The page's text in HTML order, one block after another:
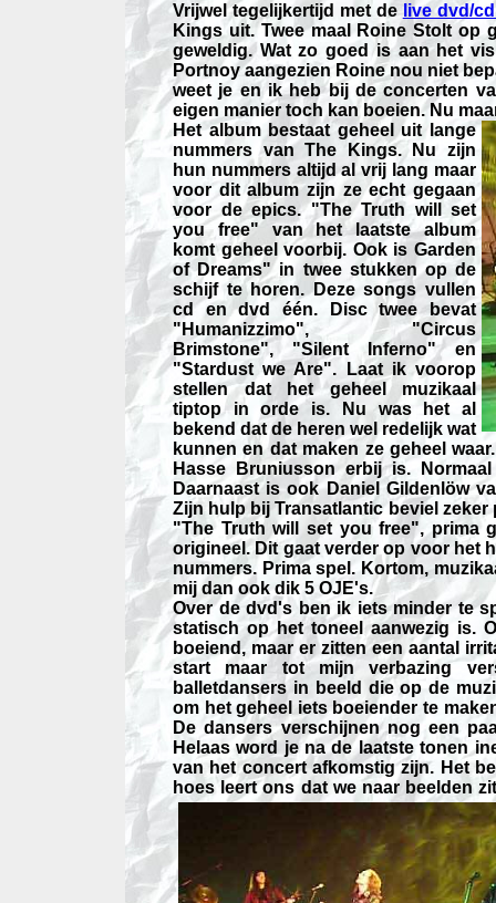
Vrijwel tegelijkertijd met de live dvd/
Kings uit. Twee maal Roine Stolt op
geweldig. Wat zo goed is aan het
Portnoy aangezien Roine nou niet
weet je en ik heb bij de concerten
eigen manier toch kan boeien. Nu
Het album bestaat geheel uit lange
nummers van The Kings. Nu zijn
hun nummers altijd al vrij lang maar
voor dit album zijn ze echt gegaan
voor de epics. "The Truth will set
you free" van het laatste album
komt geheel voorbij. Ook is Garden
of Dreams" in twee stukken op de
schijf te horen. Deze songs vullen
cd en dvd één. Disc twee bevat
"Humanizzimo", "Circus
Brimstone", "Silent Inferno" en
"Stardust we Are". Laat ik voorop
stellen dat het geheel muzikaal
tiptop in orde is. Nu was het al
bekend dat de heren wel redelijk wat
kunnen en dat maken ze geheel
Hasse Bruniusson erbij is.
Daarnaast is ook Daniel Gildenlöw
Zijn hulp bij Transatlantic beviel
"The Truth will set you free", prima
origineel. Dit gaat verder op voor het
nummers. Prima spel. Kortom,
mij dan ook dik 5 OJE's.
Over de dvd's ben ik iets minder te
statisch op het toneel aanwezig is.
boeiend, maar er zitten een aantal
start maar tot mijn verbazing
balletdansers in beeld die op de
om het geheel iets boeiender te
De dansers verschijnen nog een
Helaas word je na de laatste tonen
van het concert afkomstig zijn. Het
hoes leert ons dat we naar beelden